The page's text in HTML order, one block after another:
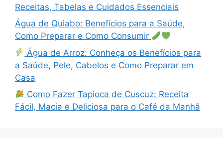
Receitas, Tabelas e Cuidados Essenciais
Água de Quiabo: Benefícios para a Saúde,
Como Preparar e Como Consumir
Água de Arroz: Conheça os Benefícios para
a Saúde, Pele, Cabelos e Como Preparar em
Casa
Como Fazer Tapioca de Cuscuz: Receita
Fácil, Macia e Deliciosa para o Café da Manhã